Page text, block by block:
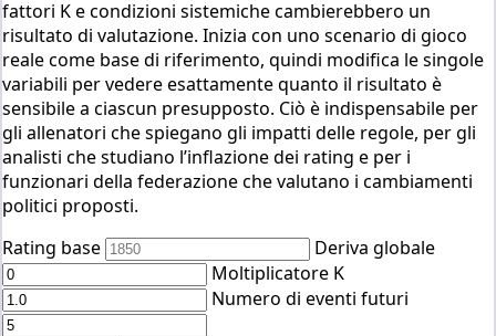
fattori K e condizioni sistemiche cambierebbero un
risultato di valutazione. Inizia con uno scenario di gioco
reale come base di riferimento, quindi modifica le singole
variabili per vedere esattamente quanto il risultato è
sensibile a ciascun presupposto. Ciò è indispensabile per
gli allenatori che spiegano gli impatti delle regole, per gli
analisti che studiano l’inflazione dei rating e per i
funzionari della federazione che valutano i cambiamenti
politici proposti.
Rating base
Deriva globale
Moltiplicatore K
Numero di eventi futuri